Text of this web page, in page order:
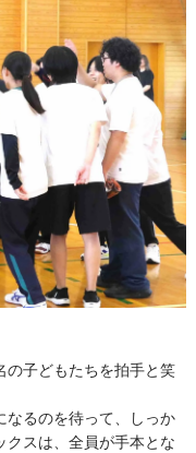
子どもたちを拍手と笑
るのを待って、しっか
クスは、全員が手本とな